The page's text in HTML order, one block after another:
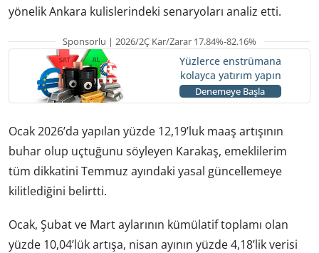
yönelik Ankara kulislerindeki senaryoları analiz etti.
Sponsorlu | 2026/2Ç Kar/Zarar 17.84%-82.16%
Yüzlerce enstrümana
kolayca yatırım yapın
Denemeye Başla
Ocak 2026’da yapılan yüzde 12,19’luk maaş artışının
buhar olup uçtuğunu söyleyen Karakaş, emeklilerim
tüm dikkatini Temmuz ayındaki yasal güncellemeye
kilitlediğini belirtti.
Ocak, Şubat ve Mart aylarının kümülatif toplamı olan
yüzde 10,04’lük artışa, nisan ayının yüzde 4,18’lik verisi